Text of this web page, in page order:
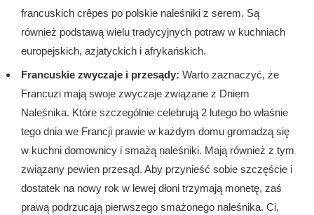
francuskich crêpes po polskie naleśniki z serem. Są
również podstawą wielu tradycyjnych potraw w kuchniach
europejskich, azjatyckich i afrykańskich.
Francuskie zwyczaje i przesądy: Warto zaznaczyć, że
Francuzi mają swoje zwyczaje związane z Dniem
Naleśnika. Które szczególnie celebrują 2 lutego bo właśnie
tego dnia we Francji prawie w każdym domu gromadzą się
w kuchni domownicy i smażą naleśniki. Mają również z tym
związany pewien przesąd. Aby przynieść sobie szczęście i
dostatek na nowy rok w lewej dłoni trzymają monetę, zaś
prawą podrzucają pierwszego smażonego naleśnika. Ci,